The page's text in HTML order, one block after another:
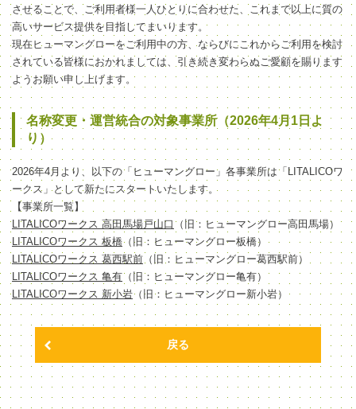
させることで、ご利用者様一人ひとりに合わせた、これまで以上に質の
高いサービス提供を目指してまいります。
現在ヒューマングローをご利用中の方、ならびにこれからご利用を検討
されている皆様におかれましては、引き続き変わらぬご愛顧を賜ります
ようお願い申し上げます。
名称変更・運営統合の対象事業所（2026年4月1日よ
り）
2026年4月より、以下の「ヒューマングロー」各事業所は「LITALICOワ
ークス」として新たにスタートいたします。
【事業所一覧】
LITALICOワークス 高田馬場戸山口 （旧：ヒューマングロー高田馬場）
LITALICOワークス 板橋（旧：ヒューマングロー板橋）
LITALICOワークス 葛西駅前 （旧：ヒューマングロー葛西駅前）
LITALICOワークス 亀有（旧：ヒューマングロー亀有）
LITALICOワークス 新小岩（旧：ヒューマングロー新小岩）
戻る